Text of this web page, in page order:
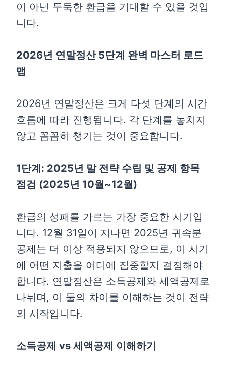
이 아닌 두둑한 환급을 기대할 수 있을 것입
니다.
2026년 연말정산 5단계 완벽 마스터 로드
맵
2026년 연말정산은 크게 다섯 단계의 시간
흐름에 따라 진행됩니다. 각 단계를 놓치지
않고 꼼꼼히 챙기는 것이 중요합니다.
1단계: 2025년 말 전략 수립 및 공제 항목
점검 (2025년 10월~12월)
환급의 성패를 가르는 가장 중요한 시기입
니다. 12월 31일이 지나면 2025년 귀속분
공제는 더 이상 적용되지 않으므로, 이 시기
에 어떤 지출을 어디에 집중할지 결정해야
합니다. 연말정산은 소득공제와 세액공제로
나뉘며, 이 둘의 차이를 이해하는 것이 전략
의 시작입니다.
소득공제 vs 세액공제 이해하기